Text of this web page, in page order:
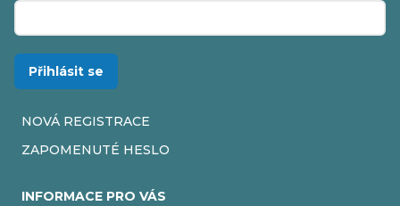
Přihlásit se
NOVÁ REGISTRACE
ZAPOMENUTÉ HESLO
INFORMACE PRO VÁS